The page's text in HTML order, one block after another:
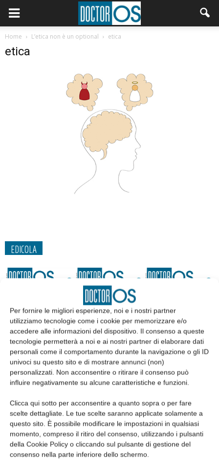
Per fornire le migliori esperienze, noi e i nostri partner
utilizziamo tecnologie come i cookie per memorizzare e/o
accedere alle informazioni del dispositivo. Il consenso a queste
tecnologie permetterà a noi e ai nostri partner di elaborare dati
personali come il comportamento durante la navigazione o gli ID
univoci su questo sito e di mostrare annunci (non)
personalizzati. Non acconsentire o ritirare il consenso può
influire negativamente su alcune caratteristiche e funzioni.
Clicca qui sotto per acconsentire a quanto sopra o per fare
scelte dettagliate. Le tue scelte saranno applicate solamente a
questo sito. È possibile modificare le impostazioni in qualsiasi
momento, compreso il ritiro del consenso, utilizzando i pulsanti
della Cookie Policy o cliccando sul pulsante di gestione del
consenso nella parte inferiore dello schermo.
Home L’etica non è un optional etica
etica
EDICOLA
Edicola web
Abbonati
Iscriviti alla newsletter